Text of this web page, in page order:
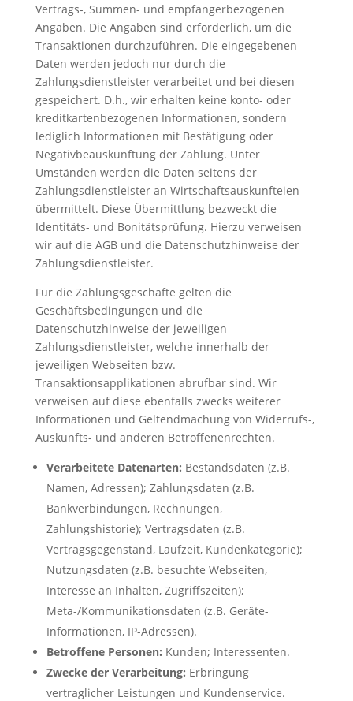
Vertrags-, Summen- und empfängerbezogenen
Angaben. Die Angaben sind erforderlich, um die
Transaktionen durchzuführen. Die eingegebenen
Daten werden jedoch nur durch die
Zahlungsdienstleister verarbeitet und bei diesen
gespeichert. D.h., wir erhalten keine konto- oder
kreditkartenbezogenen Informationen, sondern
lediglich Informationen mit Bestätigung oder
Negativbeauskunftung der Zahlung. Unter
Umständen werden die Daten seitens der
Zahlungsdienstleister an Wirtschaftsauskunfteien
übermittelt. Diese Übermittlung bezweckt die
Identitäts- und Bonitätsprüfung. Hierzu verweisen
wir auf die AGB und die Datenschutzhinweise der
Zahlungsdienstleister.
Für die Zahlungsgeschäfte gelten die
Geschäftsbedingungen und die
Datenschutzhinweise der jeweiligen
Zahlungsdienstleister, welche innerhalb der
jeweiligen Webseiten bzw.
Transaktionsapplikationen abrufbar sind. Wir
verweisen auf diese ebenfalls zwecks weiterer
Informationen und Geltendmachung von Widerrufs-,
Auskunfts- und anderen Betroffenenrechten.
Verarbeitete Datenarten: Bestandsdaten (z.B.
Namen, Adressen); Zahlungsdaten (z.B.
Bankverbindungen, Rechnungen,
Zahlungshistorie); Vertragsdaten (z.B.
Vertragsgegenstand, Laufzeit, Kundenkategorie);
Nutzungsdaten (z.B. besuchte Webseiten,
Interesse an Inhalten, Zugriffszeiten);
Meta-/Kommunikationsdaten (z.B. Geräte-
Informationen, IP-Adressen).
Betroffene Personen: Kunden; Interessenten.
Zwecke der Verarbeitung: Erbringung
vertraglicher Leistungen und Kundenservice.